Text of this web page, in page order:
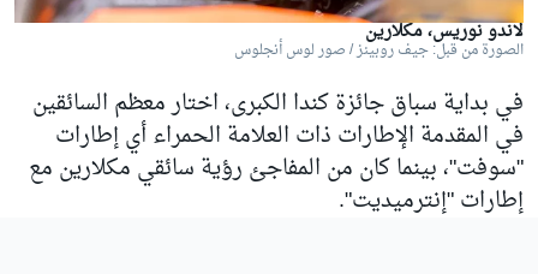
لاندو نوريس، مكلارين
الصورة من قبل: جيف روبينز / صور لوس أنجلوس
في بداية سباق جائزة كندا الكبرى، اختار معظم السائقين
في المقدمة الإطارات ذات العلامة الحمراء أي إطارات
"سوفت"، بينما كان من المفاجئ رؤية سائقي مكلارين مع
إطارات "إنترميديت".